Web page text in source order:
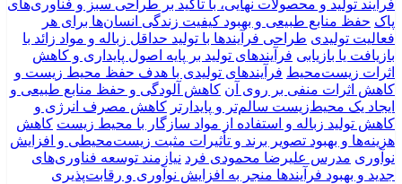
فرآیند تولید و محصولات نهایی، با تأکید بر طراحی سبز و فناوری‌های
پاک حفظ منابع طبیعی و بهبود کیفیت زندگی انسان‌ها برای هر
فعالیت تولیدی طراحی فرآیندها با تولید حداقل زباله و مواد زائد با
بازیافت یا بازیابی فرآیندهای تولید بر پایه اصول پایداری و کاهش
اثرات زیست‌محیط فرآیندهای تولیدی با هدف حفظ محیط‌ زیست و
کاهش اثرات منفی بر روی آن کاهش آلودگی و حفظ منابع طبیعی و
ایجاد یک محیط‌زیست سالم‌تر و پایدارتر کاهش مصرف انرژی و
کاهش تولید زباله و استفاده از مواد سازگار با محیط زیست کاهش
هزینه‌ها و بهبود تصویر برند و تأثیرات مثبت زیست‌محیطی و افزایش
نوآوری مدرس علیرضا محمودی فرد نیازمند توسعه فناوری‌های
جدید و بهبود فرآیندها منجر به افزایش نوآوری و رقابت‌پذیری